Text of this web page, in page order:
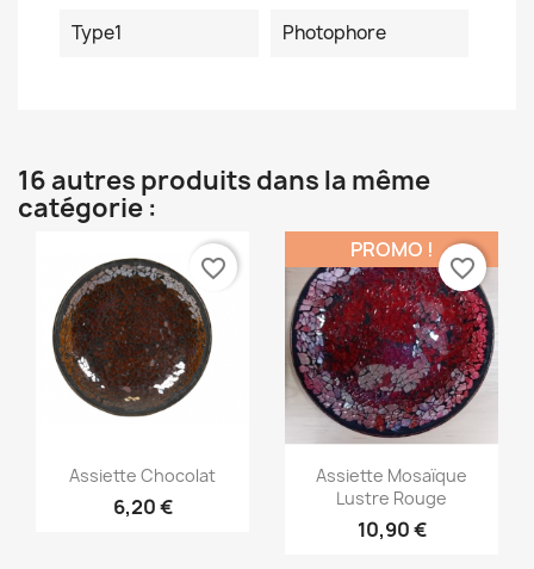
Type1 Photophore
16 autres produits dans la même
catégorie :
Aperçu rapide
Assiette Chocolat
6,20 €
favorite_border
Aperçu rapide
Assiette Mosaïque
Lustre Rouge
10,90 €
PROMO !
favorite_border